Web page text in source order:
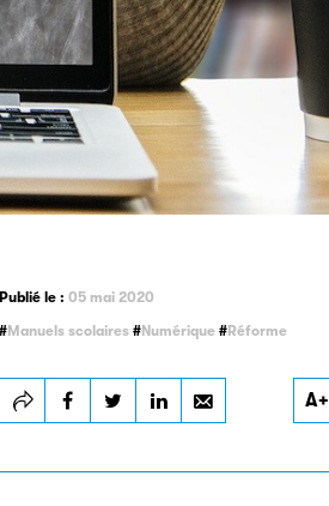
Publié le : 05 mai 2020
Manuels scolaires
Numérique Réforme
A+